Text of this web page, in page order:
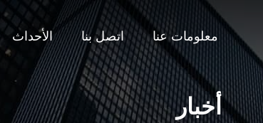
معلومات عنا اتصل بنا الأحداث
أخبار